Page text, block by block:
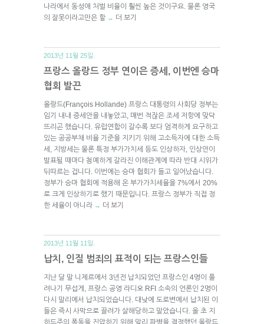
나라에서 동성애 처벌 비율이 훨씬 높은 것이구요. 물론 영국
의 잘못이라고만은 할 → 더 보기
2013년 11월 25일.
프랑스 올랑드 정부 연이은 증세, 이번엔 승마
협회 발끈
올랑드(François Hollande) 프랑스 대통령의 사회당 정부는
임기 내내 증세안을 내놓았고, 매번 적잖은 조세 저항에 맞닥
뜨리곤 했습니다. 유럽연합이 갈수록 보다 엄격하게 요구하고
있는 공공부채 비율 기준을 지키기 위해 고소득자에 대한 소득
세, 지방세는 물론 특정 부가가치세 등도 인상하자, 인상안이
발표될 때마다 첨예하게 갈라진 이해관계에 따라 반대 시위가
뒤따르는 겁니다. 이번에는 승마 협회가 들고 일어났습니다.
정부가 승마 협회에 적용해 온 부가가치세율을 7%에서 20%
로 크게 인상하기로 했기 때문입니다. 프랑스 정부가 직접 정
한 세율이 아니라 → 더 보기
2013년 11월 11일.
납치, 인질 범죄의 표적이 되는 프랑스인들
지난 달 말 니제르에서 3년전 납치되었던 프랑스인 4명이 풀
려나기 무섭게, 프랑스 공영 라디오 RFI 소속의 언론인 2명이
다시 말리에서 납치되었습니다. 대낮에 도로변에서 납치된 이
들은 즉시 사막으로 끌려가 살해당하고 말았습니다. 올 초 지
하드주의 폭동을 진압하기 위해 말리 파병을 결정했던 올랑드